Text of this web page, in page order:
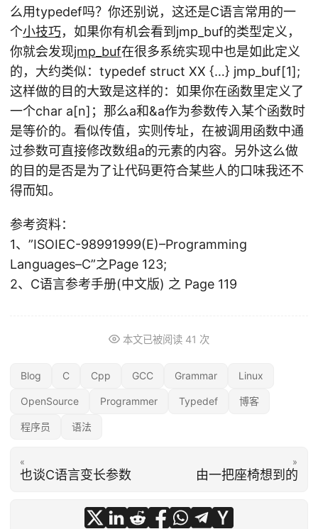
么用typedef吗？你还别说，这还是C语言常用的一
个小技巧，如果你有机会看到jmp_buf的类型定义，
你就会发现jmp_buf在很多系统实现中也是如此定义
的，大约类似：typedef struct XX {…} jmp_buf[1];
这样做的目的大致是这样的：如果你在函数里定义了
一个char a[n]；那么a和&a作为参数传入某个函数时
是等价的。看似传值，实则传址，在被调用函数中通
过参数可直接修改数组a的元素的内容。另外这么做
的目的是否是为了让代码更符合某些人的口味我还不
得而知。
参考资料：
1、”ISOIEC-98991999(E)–Programming
Languages–C”之Page 123;
2、C语言参考手册(中文版) 之 Page 119
本文已被阅读 41 次
Blog C Cpp GCC Grammar Linux
OpenSource Programmer Typedef 博客
程序员 语法
«
也谈C语言变长参数
»
由一把座椅想到的